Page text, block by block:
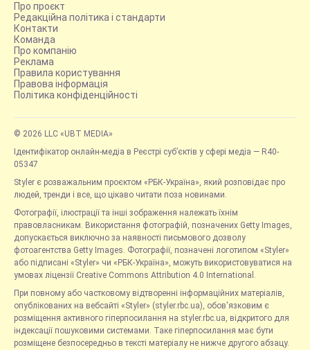
Про проєкт
Редакційна політика і стандарти
Контакти
Команда
Про компанію
Реклама
Правила користування
Правова інформація
Політика конфіденційності
© 2026 LLC «UBT MEDIA»
Ідентифікатор онлайн-медіа в Реєстрі суб’єктів у сфері медіа — R40-
05347
Styler є розважальним проєктом «РБК-Україна», який розповідає про
людей, тренди і все, що цікаво читати поза новинами.
Фотографії, ілюстрації та інші зображення належать їхнім
правовласникам. Використання фотографій, позначених Getty Images,
допускається виключно за наявності письмового дозволу
фотоагентства Getty Images. Фотографії, позначені логотипом «Styler»
або підписані «Styler» чи «РБК-Україна», можуть використовуватися на
умовах ліцензії Creative Commons Attribution 4.0 International.
При повному або частковому відтворенні інформаційних матеріалів,
опублікованих на вебсайті «Styler» (styler.rbc.ua), обов'язковим є
розміщення активного гіперпосилання на styler.rbc.ua, відкритого для
індексації пошуковими системами. Таке гіперпосилання має бути
розміщене безпосередньо в тексті матеріалу не нижче другого абзацу.